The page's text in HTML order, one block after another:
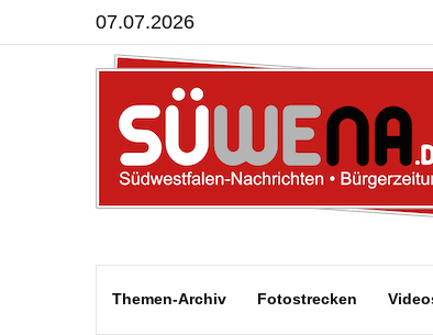
07.07.2026
Themen-Archiv Fotostrecken